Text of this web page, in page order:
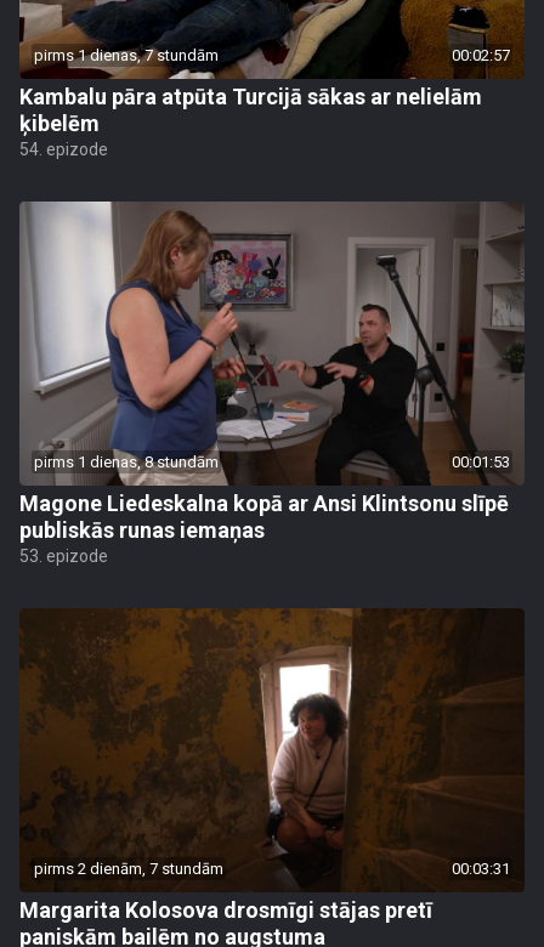
pirms 1 dienas, 7 stundām 00:02:57
Kambalu pāra atpūta Turcijā sākas ar nelielām
ķibelēm
54. epizode
pirms 1 dienas, 8 stundām 00:01:53
Magone Liedeskalna kopā ar Ansi Klintsonu slīpē
publiskās runas iemaņas
53. epizode
pirms 2 dienām, 7 stundām 00:03:31
Margarita Kolosova drosmīgi stājas pretī
paniskām bailēm no augstuma